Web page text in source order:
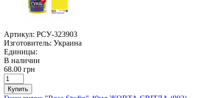
Артикул: РСУ-323903
Изготовитель: Украина
Единицы:
В наличии
68.00 грн
Купить